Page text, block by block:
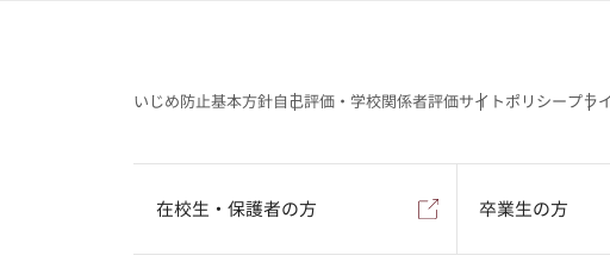
いじめ防止基本方針自己評価・学校関係者評価サイトポリシープラ
在校生・保護者の方 卒業生の方